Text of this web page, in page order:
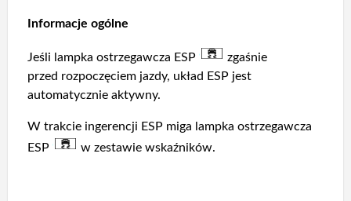
Informacje ogólne
Jeśli lampka ostrzegawcza ESP
zgaśnie
przed rozpoczęciem jazdy, układ ESP jest
automatycznie aktywny.
W trakcie ingerencji ESP miga lampka ostrzegawcza
ESP
w zestawie wskaźników.